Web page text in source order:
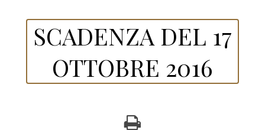
SCADENZA DEL 17
OTTOBRE 2016